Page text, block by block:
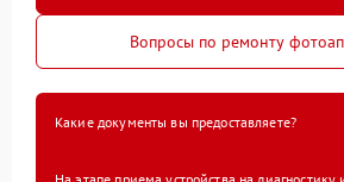
Вопросы по ремонту
Какие документы вы предоставляете?